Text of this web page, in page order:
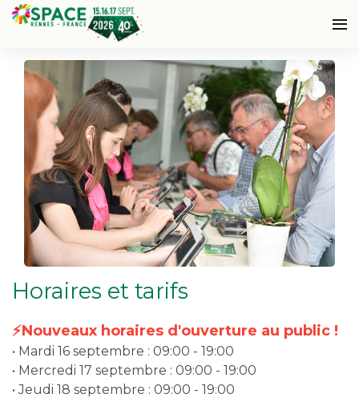
Horaires et tarifs
⚡Nouveaux horaires d'ouverture au public !
• Mardi 16 septembre : 09:00 - 19:00
• Mercredi 17 septembre : 09:00 - 19:00
• Jeudi 18 septembre : 09:00 - 19:00